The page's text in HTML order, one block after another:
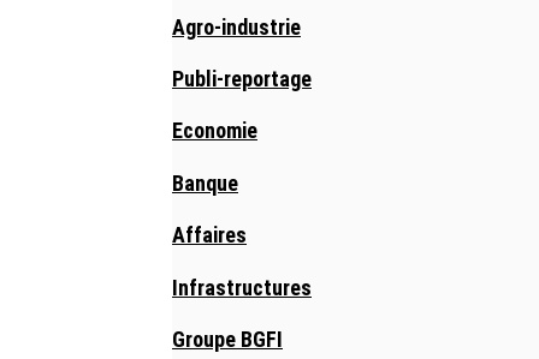
Agro-industrie
Publi-reportage
Economie
Banque
Affaires
Infrastructures
Groupe BGFI